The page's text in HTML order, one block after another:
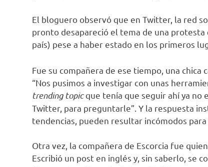
El bloguero observó que en Twitter, la red
pronto desapareció el tema de una protesta
país) pese a haber estado en los primeros
Fue su compañera de ese tiempo, una chica
“Nos pusimos a investigar con unas
trending topicque tenía que seguir ahí ya no
Twitter, para preguntarle”. Y la respuesta
tendencias, pueden resultar incómodos para
Otra vez, la compañera de Escorcia fue
Escribió un post en inglés y, sin saberlo, se